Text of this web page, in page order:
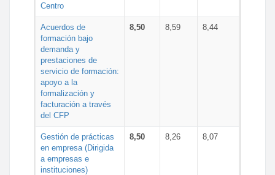
Centro
Acuerdos de
formación bajo
demanda y
prestaciones de
servicio de formación:
apoyo a la
formalización y
facturación a través
del CFP
8,50 8,59 8,44
Gestión de prácticas
en empresa (Dirigida
a empresas e
instituciones)
8,50 8,26 8,07